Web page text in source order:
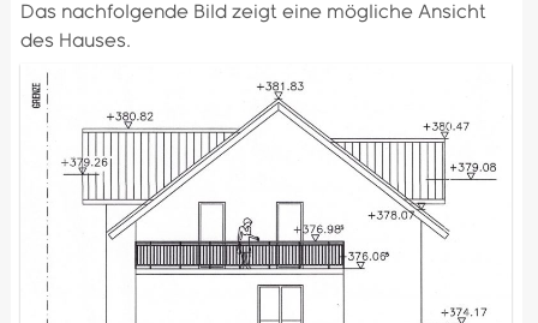
Das nachfolgende Bild zeigt eine mögliche Ansicht
des Hauses.